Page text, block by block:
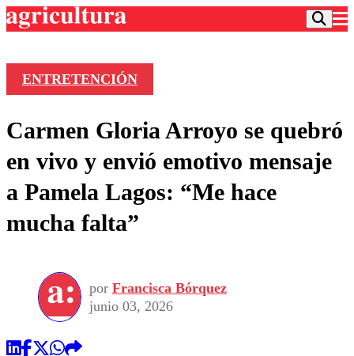
Frecuencias
Agricultura TV
Deportes
Colo Colo
Motor
Torneo Internacional
Torneo Nacional
Entretención
Noticias
Internacional
Nacional
Vida Social
Programas
Comercial
ENTRETENCIÓN
Carmen Gloria Arroyo se quebró
en vivo y envió emotivo mensaje
a Pamela Lagos: “Me hace
mucha falta”
por Francisca Bórquez
junio 03, 2026